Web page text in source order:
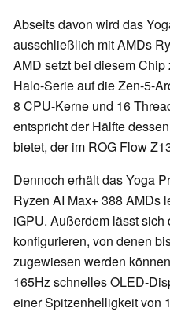
Abseits davon wird das
ausschließlich mit AMDs
AMD setzt bei diesem
Halo-Serie auf die Zen-5-
8 CPU-Kerne und 16
entspricht der Hälfte
bietet, der im ROG Flow
Dennoch erhält das Yoga
Ryzen AI Max+ 388 AMDs
iGPU. Außerdem lässt
konfigurieren, von denen
zugewiesen werden
165Hz schnelles OLED-
einer Spitzenhelligkeit von